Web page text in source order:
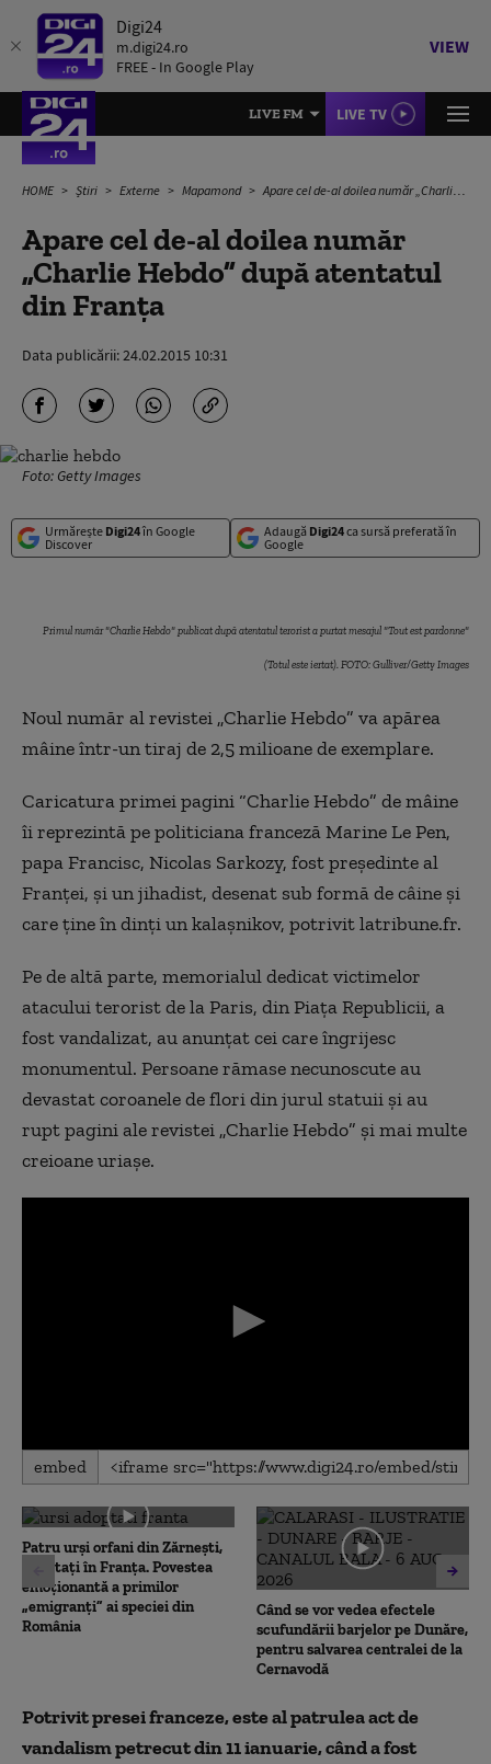
Digi24
m.digi24.ro
FREE - In Google Play
VIEW
LIVE FM LIVE TV
HOME Știri Externe Mapamond Apare cel de-al doilea număr „Charlie Hebdo” după atentatul din Franţa
Apare cel de-al doilea număr
„Charlie Hebdo” după atentatul
din Franţa
Data publicării:24.02.2015 10:31
Foto: Getty Images
Urmărește Digi24în Google
Discover
Adaugă Digi24ca sursă preferată în
Google
Primul număr "Charlie Hebdo" publicat după atentatul terorist a purtat mesajul "Tout est pardonne"
(Totul este iertat). FOTO: Gulliver/Getty Images
Noul număr al revistei „Charlie Hebdo” va apărea
mâine într-un tiraj de 2,5 milioane de exemplare.
Caricatura primei pagini “Charlie Hebdo” de mâine
îi reprezintă pe politiciana franceză Marine Le Pen,
papa Francisc, Nicolas Sarkozy, fost preşedinte al
Franţei, şi un jihadist, desenat sub formă de câine şi
care ţine în dinţi un kalaşnikov, potrivit latribune.fr.
Pe de altă parte, memorialul dedicat victimelor
atacului terorist de la Paris, din Piaţa Republicii, a
fost vandalizat, au anunţat cei care îngrijesc
monumentul. Persoane rămase necunoscute au
devastat coroanele de flori din jurul statuii şi au
rupt pagini ale revistei „Charlie Hebdo” şi mai multe
creioane uriaşe.
0
seconds
0
seconds
embed
Patru urși orfani din Zărnești,
adoptați în Franța. Povestea
emoționantă a primilor
„emigranți” ai speciei din
România
Când se vor vedea efectele
scufundării barjelor pe Dunăre,
pentru salvarea centralei de la
Cernavodă
Potrivit presei franceze, este al patrulea act de
vandalism petrecut din 11 ianuarie, când a fost